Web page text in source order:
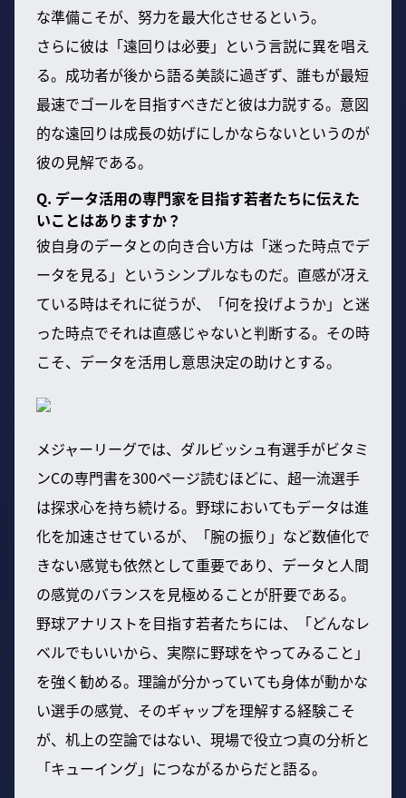
な準備こそが、努力を最大化させるという。
さらに彼は「遠回りは必要」という言説に異を唱え
る。成功者が後から語る美談に過ぎず、誰もが最短
最速でゴールを目指すべきだと彼は力説する。意図
的な遠回りは成長の妨げにしかならないというのが
彼の見解である。
Q. データ活用の専門家を目指す若者たちに伝えた
いことはありますか？
彼自身のデータとの向き合い方は「迷った時点でデ
ータを見る」というシンプルなものだ。直感が冴え
ている時はそれに従うが、「何を投げようか」と迷
った時点でそれは直感じゃないと判断する。その時
こそ、データを活用し意思決定の助けとする。
メジャーリーグでは、ダルビッシュ有選手がビタミ
ンCの専門書を300ページ読むほどに、超一流選手
は探求心を持ち続ける。野球においてもデータは進
化を加速させているが、「腕の振り」など数値化で
きない感覚も依然として重要であり、データと人間
の感覚のバランスを見極めることが肝要である。
野球アナリストを目指す若者たちには、「どんなレ
ベルでもいいから、実際に野球をやってみること」
を強く勧める。理論が分かっていても身体が動かな
い選手の感覚、そのギャップを理解する経験こそ
が、机上の空論ではない、現場で役立つ真の分析と
「キューイング」につながるからだと語る。